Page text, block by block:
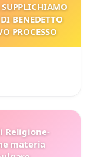
BENEDETTO
PROCESSO
Religione-
materia